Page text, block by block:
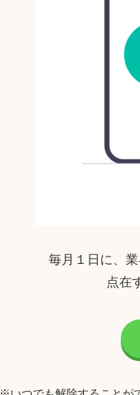
毎月１日に、
点在